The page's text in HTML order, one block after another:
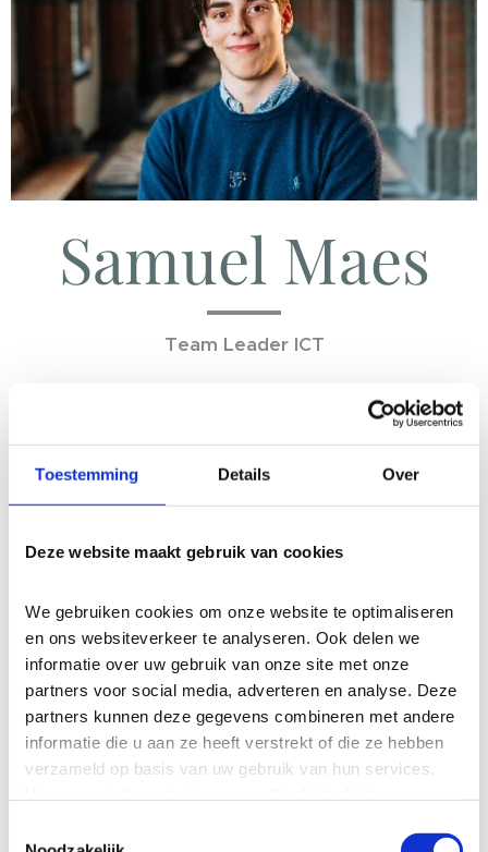
Toestemming Details Over
Deze website maakt gebruik van cookies
We gebruiken cookies om onze website te optimaliseren
en ons websiteverkeer te analyseren. Ook delen we
informatie over uw gebruik van onze site met onze
partners voor social media, adverteren en analyse. Deze
partners kunnen deze gegevens combineren met andere
informatie die u aan ze heeft verstrekt of die ze hebben
verzameld op basis van uw gebruik van hun services.
Samuel Maes
Team Leader ICT